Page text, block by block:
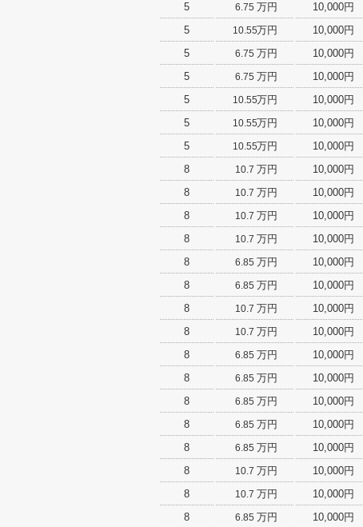
5
6.75 万円 10,000円
5
10.55万円 10,000円
5
6.75 万円 10,000円
5
6.75 万円 10,000円
5
10.55万円 10,000円
5
10.55万円 10,000円
5
10.55万円 10,000円
8
10.7 万円 10,000円
8
10.7 万円 10,000円
8
10.7 万円 10,000円
8
10.7 万円 10,000円
8
6.85 万円 10,000円
8
6.85 万円 10,000円
8
10.7 万円 10,000円
8
10.7 万円 10,000円
8
6.85 万円 10,000円
8
6.85 万円 10,000円
8
6.85 万円 10,000円
8
6.85 万円 10,000円
8
6.85 万円 10,000円
8
10.7 万円 10,000円
8
10.7 万円 10,000円
8
6.85 万円 10,000円